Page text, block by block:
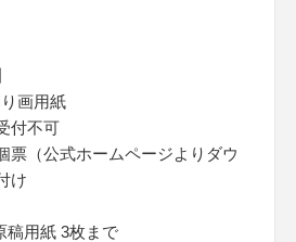
画用紙
付不可
票（公式ホームページよりダウ
け
稿用紙 3枚まで